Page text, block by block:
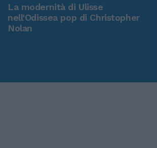
La modernità di Ulisse
nell'Odissea pop di Christopher
Nolan